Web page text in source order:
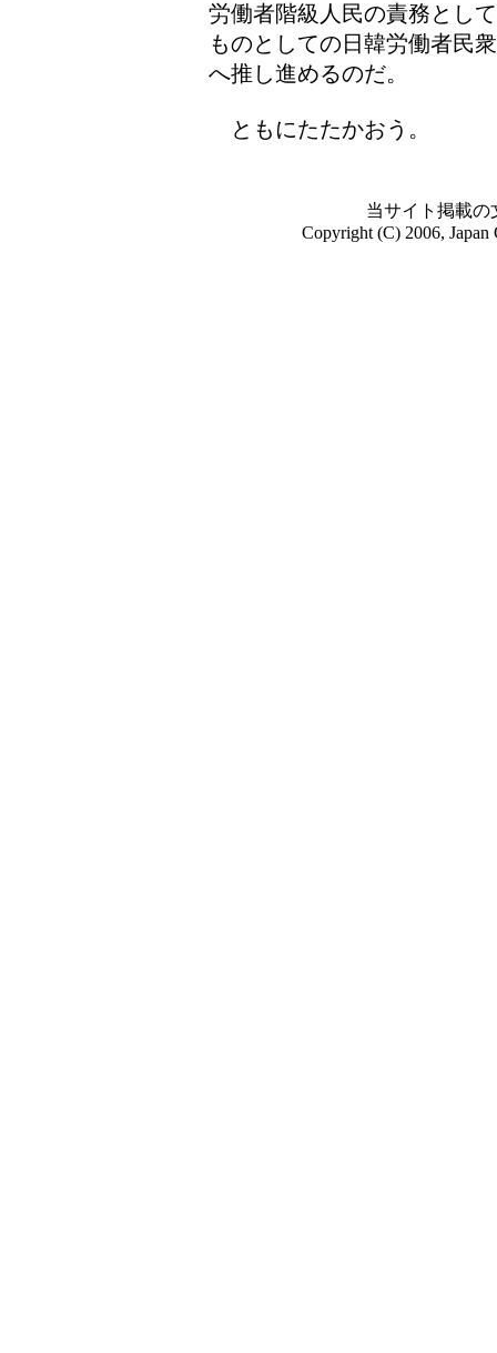
労働者階級人民の責務とし
ものとしての日韓労働者民
へ推し進めるのだ。
ともにたたかおう。
当サイト掲載の
Copyright (C) 2006, Japan